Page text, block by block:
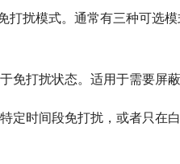
扰模式。通常有三种可选
打扰状态。适用于需要屏蔽
时间段免打扰，或者只在